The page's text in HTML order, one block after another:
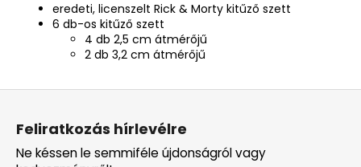
eredeti, licenszelt Rick & Morty kitűző szett
6 db-os kitűző szett
4 db 2,5 cm átmérőjű
2 db 3,2 cm átmérőjű
Feliratkozás hírlevélre
Ne késsen le semmiféle újdonságról vagy